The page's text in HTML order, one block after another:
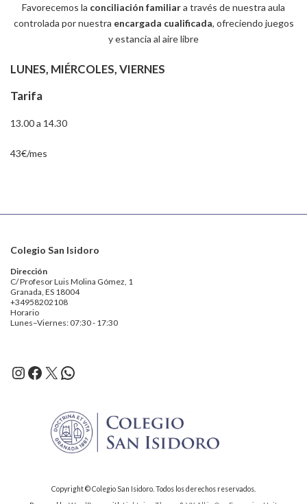
Favorecemos la conciliación familiara través de nuestra aula
controlada por nuestra encargada cualificada, ofreciendo juegos
y estancia al aire libre
LUNES, MIÉRCOLES, VIERNES
Tarifa
13.00 a 14.30
43€/mes
Colegio San Isidoro
Dirección
C/ Profesor Luis Molina Gómez, 1
Granada, ES 18004
+34958202108
Horario
Lunes–Viernes: 07:30 - 17:30
Instagram
Facebook
X WhatsApp
Copyright © Colegio San Isidoro. Todos los derechos reservados.